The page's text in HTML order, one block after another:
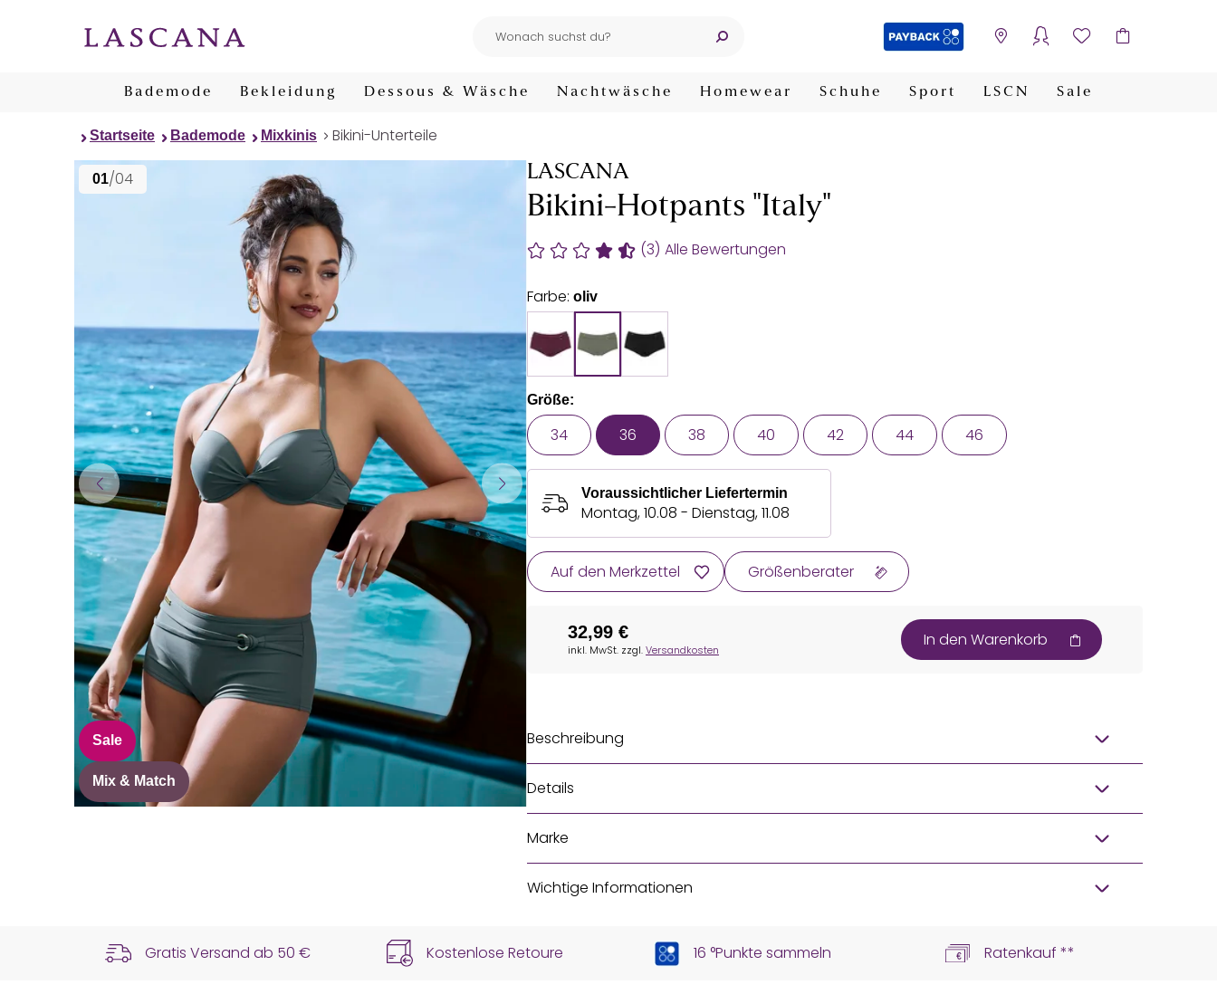
Bademode Bekleidung Dessous & Wäsche Nachtwäsche Homewear Schuhe Sport LSCN Sale
Startseite Bademode Mixkinis Bikini-Unterteile
01/04
Sale
Mix & Match
LASCANA
Bikini-Hotpants "Italy"
(3) Alle Bewertungen
Farbe: oliv
Größe:
34 36 38 40 42 44 46
Voraussichtlicher Liefertermin
Montag, 10.08 - Dienstag, 11.08
Auf den Merkzettel Größenberater
32,99 €
inkl. MwSt. zzgl.Versandkosten In den Warenkorb
Beschreibung
Details
Marke
Wichtige Informationen
Gratis Versand ab 50 € Kostenlose Retoure 16 °Punkte sammeln Ratenkauf **